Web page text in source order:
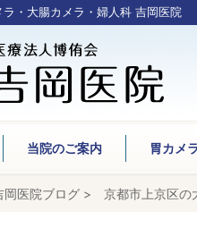
・大腸カメラ・婦人科 吉岡医院
当院のご案内 胃カメ
岡医院ブログ > 京都市上京区の